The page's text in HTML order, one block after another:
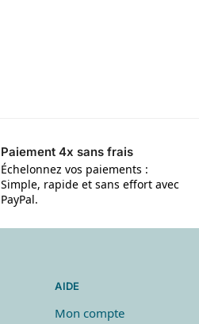
Paiement 4x sans frais
Échelonnez vos paiements :
Simple, rapide et sans effort avec
PayPal.
AIDE
Mon compte